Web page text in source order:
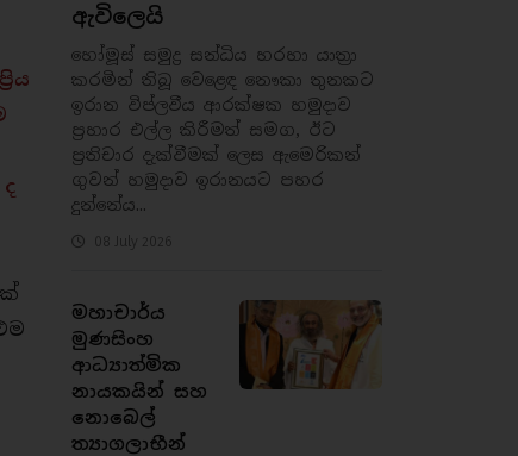
ඇවිලෙයි
හෝමූස් සමුද්‍ර සන්ධිය හරහා යාත්‍රා
කරමින් තිබූ වෙළෙඳ නෞකා තුනකට
ඉරාන විප්ලවීය ආරක්ෂක හමුදාව
ප්‍රහාර එල්ල කිරීමත් සමග, ඊට
ප්‍රතිචාර දැක්වීමක් ලෙස ඇමෙරිකන්
ගුවන් හමුදාව ඉරානයට පහර
දුන්නේය...
08 July 2026
මහාචාර්ය
මුණසිංහ
ආධ්‍යාත්මික
නායකයින් සහ
නොබෙල්
ත්‍යාගලාභීන්